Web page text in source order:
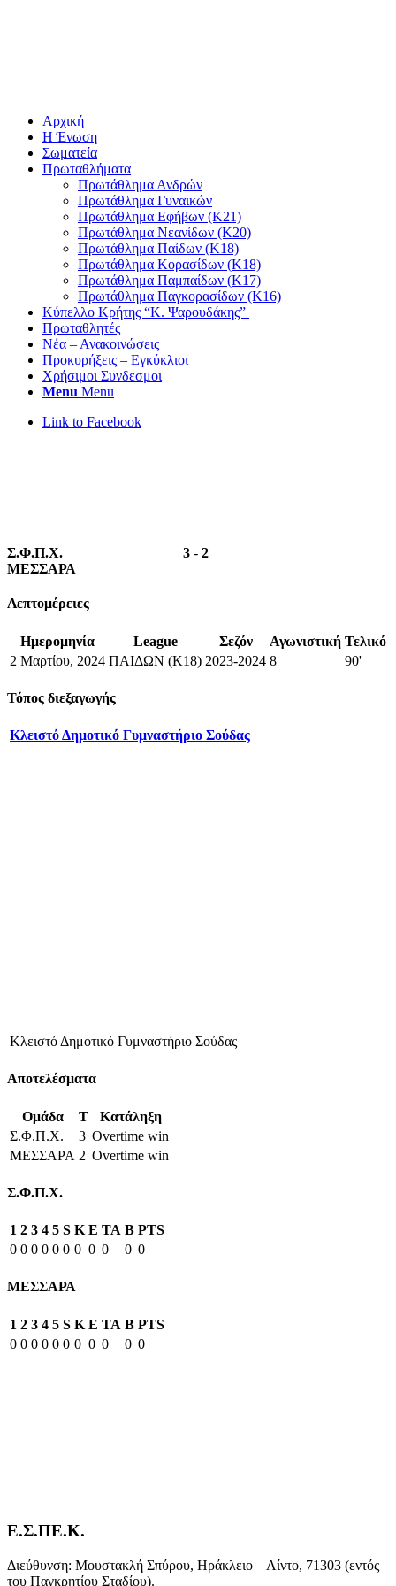
Αρχική
Η Ένωση
Σωματεία
Πρωταθλήματα
Πρωτάθλημα Ανδρών
Πρωτάθλημα Γυναικών
Πρωτάθλημα Εφήβων (Κ21)
Πρωτάθλημα Νεανίδων (Κ20)
Πρωτάθλημα Παίδων (Κ18)
Πρωτάθλημα Κορασίδων (Κ18)
Πρωτάθλημα Παμπαίδων (Κ17)
Πρωτάθλημα Παγκορασίδων (Κ16)
Κύπελλο Κρήτης “Κ. Ψαρουδάκης”
Πρωταθλητές
Νέα – Ανακοινώσεις
Προκυρήξεις – Εγκύκλιοι
Χρήσιμοι Συνδεσμοι
Menu Menu
Link to Facebook
Σ.Φ.Π.Χ. 3 - 2
ΜΕΣΣΑΡΑ
Λεπτομέρειες
Ημερομηνία League Σεζόν Αγωνιστική Τελικό
2 Μαρτίου, 2024 ΠΑΙΔΩΝ (Κ18) 2023-2024 8 90'
Τόπος διεξαγωγής
Κλειστό Δημοτικό Γυμναστήριο Σούδας
Κλειστό Δημοτικό Γυμναστήριο Σούδας
Αποτελέσματα
Ομάδα T
Κατάληξη
Σ.Φ.Π.Χ.
3 Overtime win
ΜΕΣΣΑΡΑ 2 Overtime win
Σ.Φ.Π.Χ.
1 2 3 4 5 S K E TA B PTS
0 0 0 0 0 0 0 0 0 0 0
ΜΕΣΣΑΡΑ
1 2 3 4 5 S K E TA B PTS
0 0 0 0 0 0 0 0 0 0 0
Ε.Σ.ΠΕ.Κ.
Διεύθυνση: Μουστακλή Σπύρου, Ηράκλειο – Λίντο, 71303 (εντός
του Παγκρητίου Σταδίου).